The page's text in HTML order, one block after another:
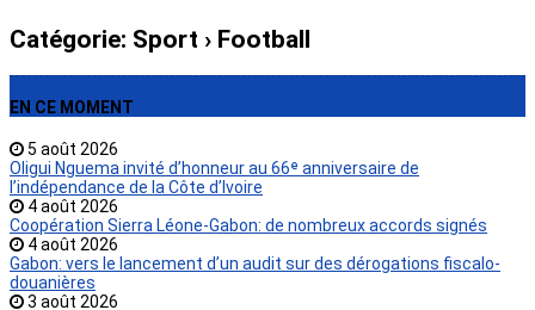
Catégorie: Sport › Football
EN CE MOMENT
5 août 2026
Oligui Nguema invité d’honneur au 66ᵉ anniversaire de
l’indépendance de la Côte d’Ivoire
4 août 2026
Coopération Sierra Léone-Gabon: de nombreux accords signés
4 août 2026
Gabon: vers le lancement d’un audit sur des dérogations fiscalo-
douanières
3 août 2026